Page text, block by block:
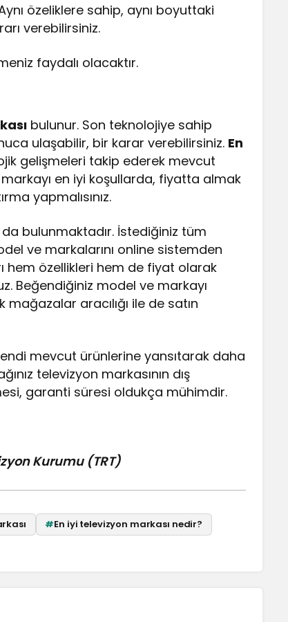
özeliklere sahip, aynı boyuttaki
verebilirsiniz.
faydalı olacaktır.
bulunur. Son teknolojiye sahip
ulaşabilir, bir karar verebilirsiniz. En
gelişmeleri takip ederek mevcut
en iyi koşullarda, fiyatta almak
yapmalısınız.
bulunmaktadır. İstediğiniz tüm
ve markalarını online sistemden
hem özellikleri hem de fiyat olarak
Beğendiğiniz model ve markayı
aracılığı ile de satın
mevcut ürünlerine yansıtarak daha
televizyon markasının dış
garanti süresi oldukça mühimdir.
Kurumu (TRT)
#En iyi televizyon markası nedir?